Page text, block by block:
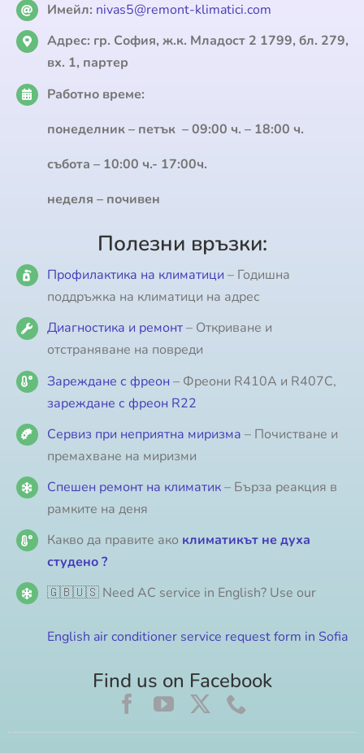
Имейл: nivas5@remont-klimatici.com
Адрес: гр. София, ж.к. Младост 2 1799, бл. 279,
вх. 1, партер
Работно време:
понеделник – петък – 09:00 ч. – 18:00 ч.
събота – 10:00 ч.- 17:00ч.
неделя – почивен
Полезни връзки:
Профилактика на климатици – Годишна
поддръжка на климатици на адрес
Диагностика и ремонт– Откриване и
отстраняване на повреди
Зареждане с фреон – Фреони R410A и R407C,
зареждане с фреон R22
Сервиз при неприятна миризма – Почистване и
премахване на миризми
Спешен ремонт на климатик– Бърза реакция в
рамките на деня
Какво да правите ако климатикът не духа
студено ?
🇬🇧🇺🇸 Need AC service in English? Use our
English air conditioner service request form in Sofia
Find us on Facebook